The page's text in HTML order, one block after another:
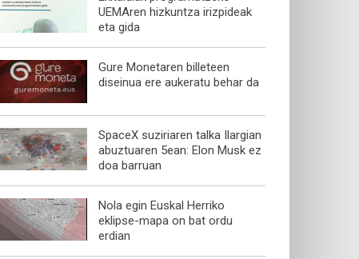
UEMAren hizkuntza irizpideak
eta gida
Gure Monetaren billeteen
diseinua ere aukeratu behar da
SpaceX suziriaren talka Ilargian
abuztuaren 5ean: Elon Musk ez
doa barruan
Nola egin Euskal Herriko
eklipse-mapa on bat ordu
erdian